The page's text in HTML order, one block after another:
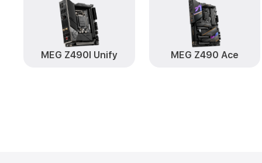
MEG Z490I Unify MEG Z490 Ace